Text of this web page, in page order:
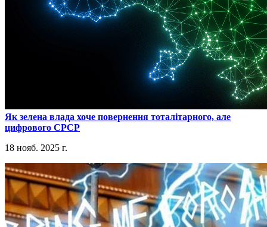
​Як зелена влада хоче повернення тоталітарного, але
цифрового СРСР
18 нояб. 2025 г.